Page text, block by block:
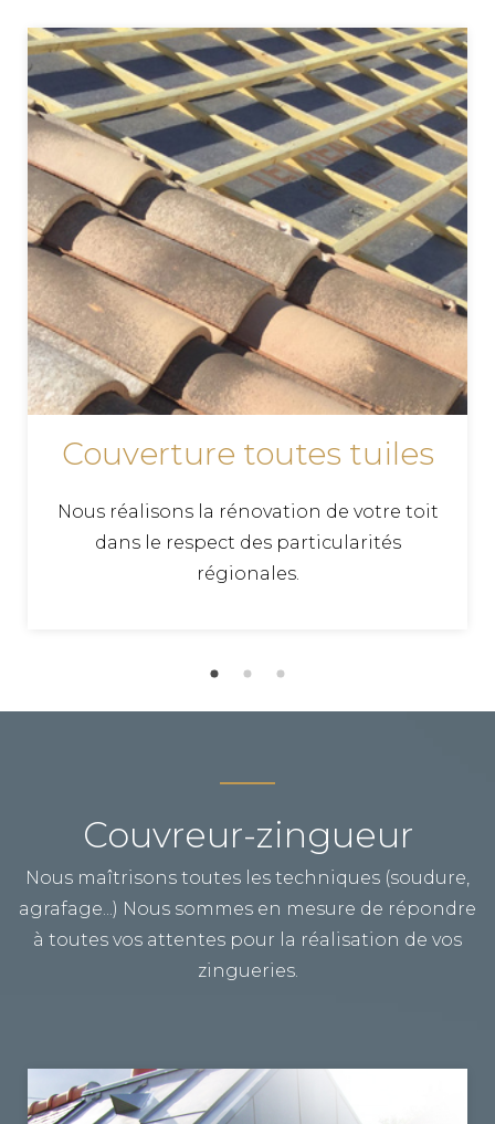
Couverture toutes tuiles
Nous réalisons la rénovation de votre toit
dans le respect des particularités
régionales.
Couvreur-zingueur
Nous maîtrisons toutes les techniques (soudure,
agrafage...) Nous sommes en mesure de répondre
à toutes vos attentes pour la réalisation de vos
zingueries.